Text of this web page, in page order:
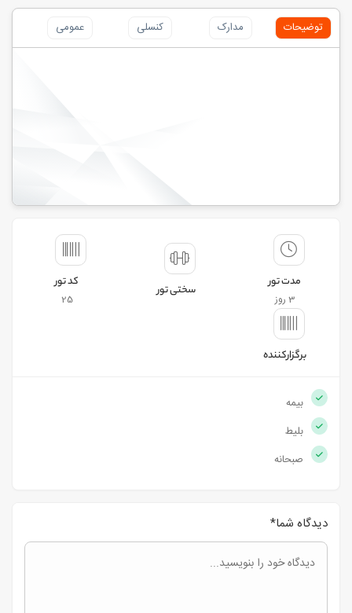
توضیحات مدارک کنسلی عمومی
مدت تور
3 روز
سختی تور
کد تور
25
برگزارکننده
بیمه
بلیط
صبحانه
دیدگاه شما*